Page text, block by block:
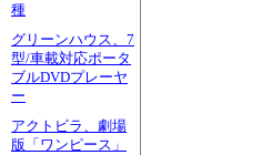
種
グリーンハウス、7
型/車載対応ポータ
ブルDVDプレーヤ
ー
アクトビラ、劇場
版「ワンピース」